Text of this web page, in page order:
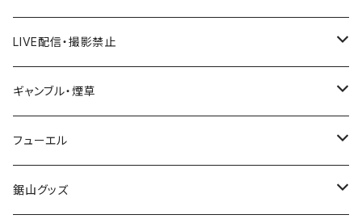
国道600～699号線
国道700～799号線
ROUTE600～699号線
ROUTE700～799号線
ROUTE 600～699号線
ROUTE 700～799号線
ROUTE 600～699号線
ROUTE 700～799号線
Tシャツ
ステッカー
山形県
福島県
茨城県
栃木県
LIVE配信・撮影禁止
LIVE配信禁止
撮影禁止
ギャンブル・煙草
ホテルキーホルダー
たばこ・禁煙ステッカー
フューエル
ステッカー
鋸山グッズ